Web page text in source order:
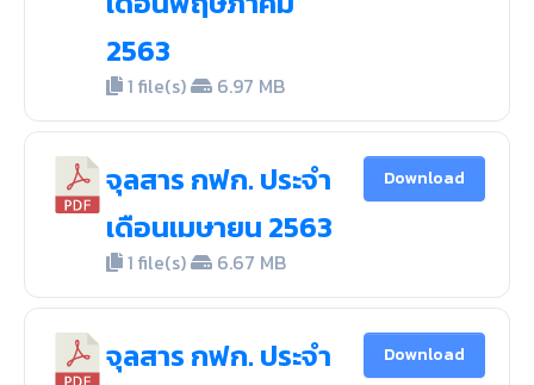
2563
1 file(s) 6.97 MB
จุลสาร กฟก. ประจำ
เดือนเมษายน 2563
1 file(s) 6.67 MB
Download
จุลสาร กฟก. ประจำ
Download